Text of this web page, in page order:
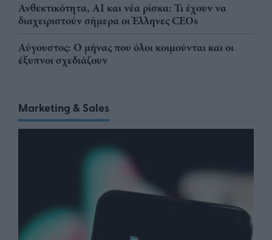
Ανθεκτικότητα, AI και νέα ρίσκα: Τι έχουν να
διαχειριστούν σήμερα οι Έλληνες CEOs
Αύγουστος: Ο μήνας που όλοι κοιμούνται και οι
έξυπνοι σχεδιάζουν
Marketing & Sales